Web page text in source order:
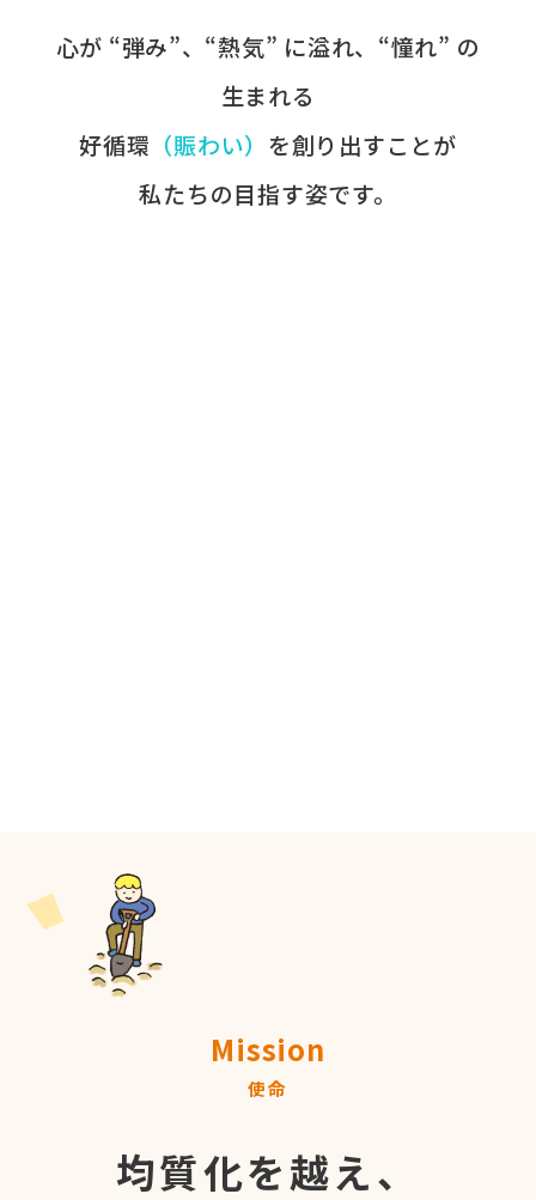
心が​ “弾み”、​“熱気” に​溢れ、​“憧れ” の​
生まれる
好循環 ​（賑わい） を​創り出すことが
​私たちの​目指す姿です。​
Mission
使命
均質化を越え、